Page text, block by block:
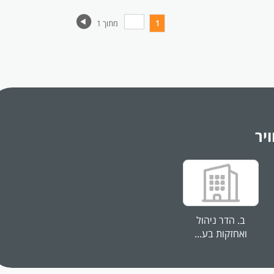
מתוך 1 1
ב. הדר ניהול
ואחזקות בע...